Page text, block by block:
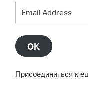
Address
OK
Присоединиться к